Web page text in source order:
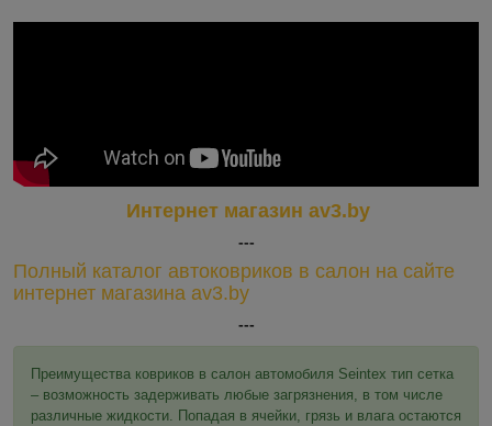
Интернет магазин av3.by
---
Полный каталог автоковриков в салон на сайте
интернет магазина av3.by
---
Преимущества ковриков в салон автомобиля Seintex тип сетка
– возможность задерживать любые загрязнения, в том числе
различные жидкости. Попадая в ячейки, грязь и влага остаются